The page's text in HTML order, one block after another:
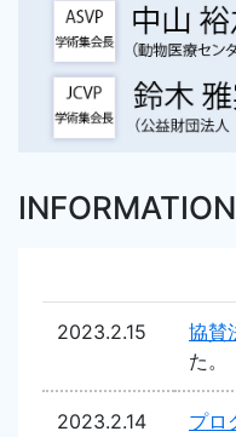
INFORMATION
2023.2.15 協賛
た。
2023.2.14 プロ